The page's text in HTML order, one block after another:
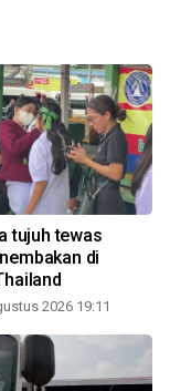
tujuh tewas
di
2026 19:11